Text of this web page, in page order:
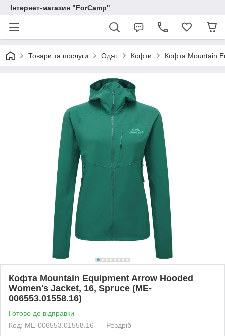
Інтернет-магазин "ForCamp"
Товари та послуги Одяг Кофти Кофта Mountain
Кофта Mountain Equipment Arrow Hooded
Women's Jacket, 16, Spruce (ME-
006553.01558.16)
Готово до відправки
Код: ME-006553.01558.16
Роздріб